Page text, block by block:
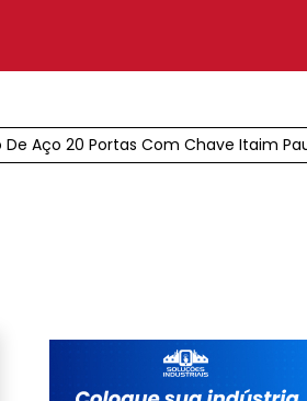
De Aço 20 Portas Com Chave Itaim